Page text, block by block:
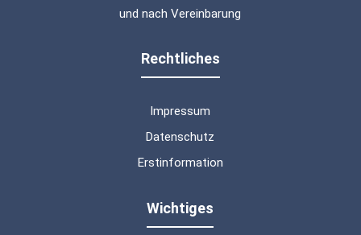
und nach Vereinbarung
Rechtliches
Impressum
Datenschutz
Erstinformation
Wichtiges